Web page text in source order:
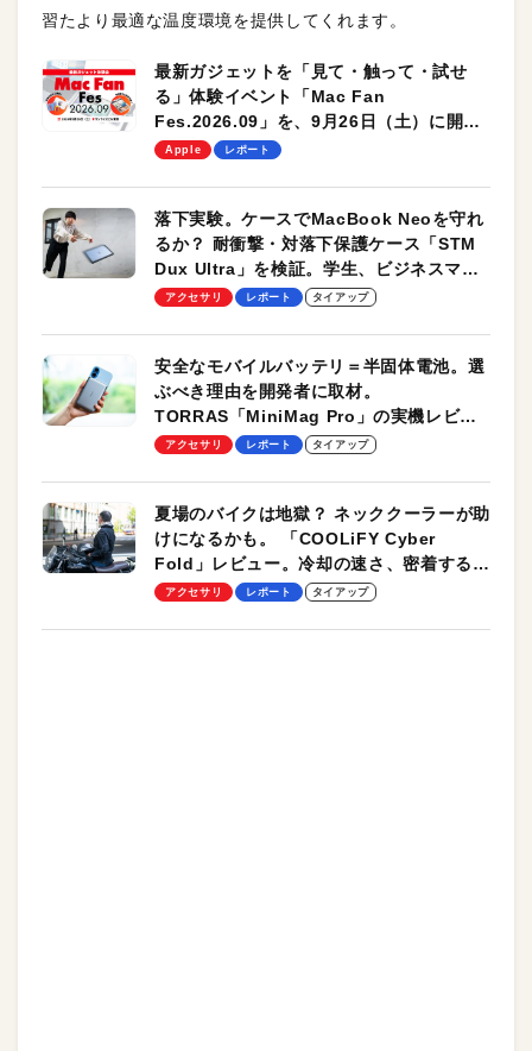
習たより最適な温度環境を提供してくれます。
最新ガジェットを「見て・触って・試せ
る」体験イベント「Mac Fan
Fes.2026.09」を、9月26日（土）に開催
します！
Apple レポート
落下実験。ケースでMacBook Neoを守れ
るか？ 耐衝撃・対落下保護ケース「STM
Dux Ultra」を検証。学生、ビジネスマン
のモバイルユースに最適！
アクセサリ レポート タイアップ
安全なモバイルバッテリ＝半固体電池。選
ぶべき理由を開発者に取材。
TORRAS「MiniMag Pro」の実機レビュ
ーも
アクセサリ レポート タイアップ
夏場のバイクは地獄？ ネッククーラーが助
けになるかも。 「COOLiFY Cyber
Fold」レビュー。冷却の速さ、密着する冷
却プレート、シンプルな操作性がグッド！
アクセサリ レポート タイアップ